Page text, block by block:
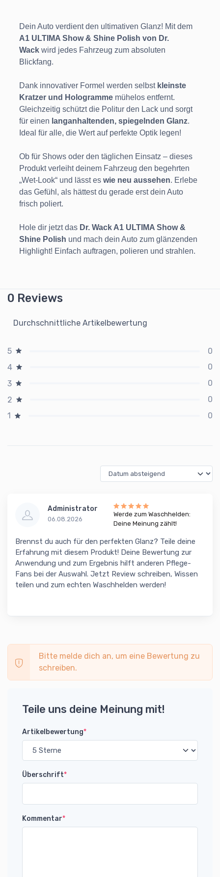
Dein Auto verdient den ultimativen Glanz! Mit dem
A1 ULTIMA Show & Shine Polish von Dr.
Wack wird jedes Fahrzeug zum absoluten
Blickfang.
Dank innovativer Formel werden selbst kleinste
Kratzer und Hologramme mühelos entfernt.
Gleichzeitig schützt die Politur den Lack und sorgt
für einen langanhaltenden, spiegelnden Glanz.
Ideal für alle, die Wert auf perfekte Optik legen!
Ob für Shows oder den täglichen Einsatz – dieses
Produkt verleiht deinem Fahrzeug den begehrten
„Wet-Look“ und lässt es wie neu aussehen. Erlebe
das Gefühl, als hättest du gerade erst dein Auto
frisch poliert.
Hole dir jetzt das Dr. Wack A1 ULTIMA Show &
Shine Polish und mach dein Auto zum glänzenden
Highlight! Einfach auftragen, polieren und strahlen.
0 Reviews
Durchschnittliche Artikelbewertung
5
0
4
0
3
0
2
0
1
0
Administrator
06.08.2026
Werde zum Waschhelden:
Deine Meinung zählt!
Brennst du auch für den perfekten Glanz? Teile deine
Erfahrung mit diesem Produkt! Deine Bewertung zur
Anwendung und zum Ergebnis hilft anderen Pflege-
Fans bei der Auswahl. Jetzt Review schreiben, Wissen
teilen und zum echten Waschhelden werden!
Bitte melde dich an, um eine Bewertung zu
schreiben.
Teile uns deine Meinung mit!
Artikelbewertung*
Überschrift*
Kommentar*